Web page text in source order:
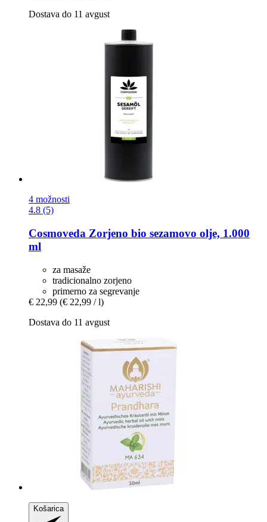
Dostava do 11 avgust
4 možnosti
4.8 (5)
Cosmoveda Zorjeno bio sezamovo olje, 1.000
ml
za masaže
tradicionalno zorjeno
primerno za segrevanje
€ 22,99 (€ 22,99 / l)
Dostava do 11 avgust
Košarica